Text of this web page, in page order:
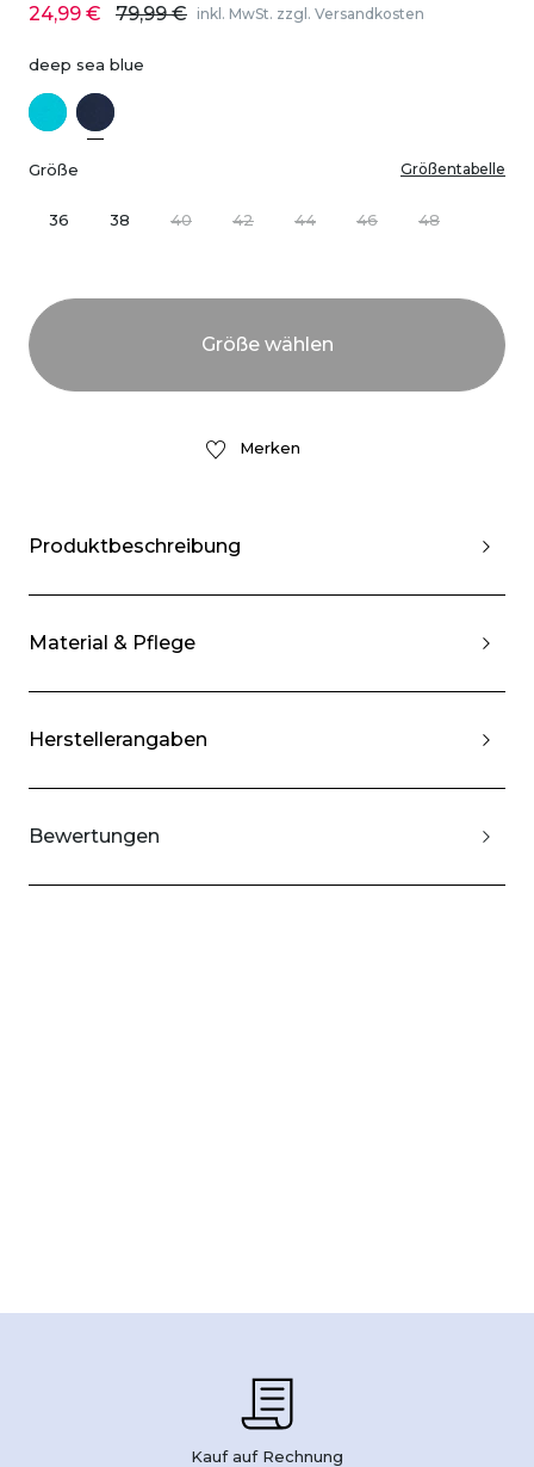
24,99 € 79,99 € inkl. MwSt. zzgl. Versandkosten
deep sea blue
Größe Größentabelle
36 38 40 42 44 46 48
Merken
Produktbeschreibung
Material & Pflege
Herstellerangaben
Bewertungen
Kauf auf Rechnung